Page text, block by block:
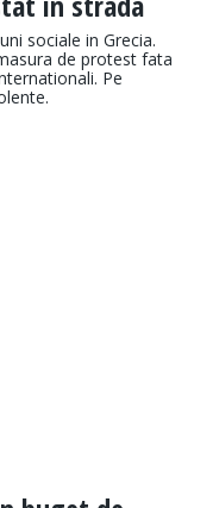
sociale in Grecia.
de protest fata
Pe